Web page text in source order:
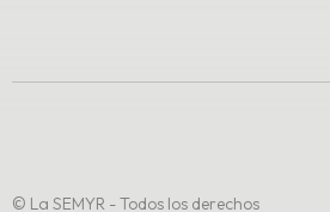
© La SEMYR - Todos los derechos